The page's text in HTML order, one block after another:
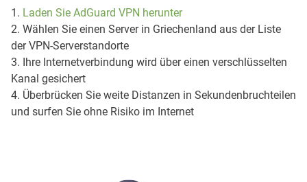
1. Laden Sie AdGuard VPN herunter
2. Wählen Sie einen Server in Griechenland aus der Liste
der VPN-Serverstandorte
3. Ihre Internetverbindung wird über einen verschlüsselten
Kanal gesichert
4. Überbrücken Sie weite Distanzen in Sekundenbruchteilen
und surfen Sie ohne Risiko im Internet